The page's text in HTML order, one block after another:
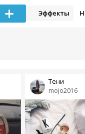
Эффекты
mojo2016
Тени